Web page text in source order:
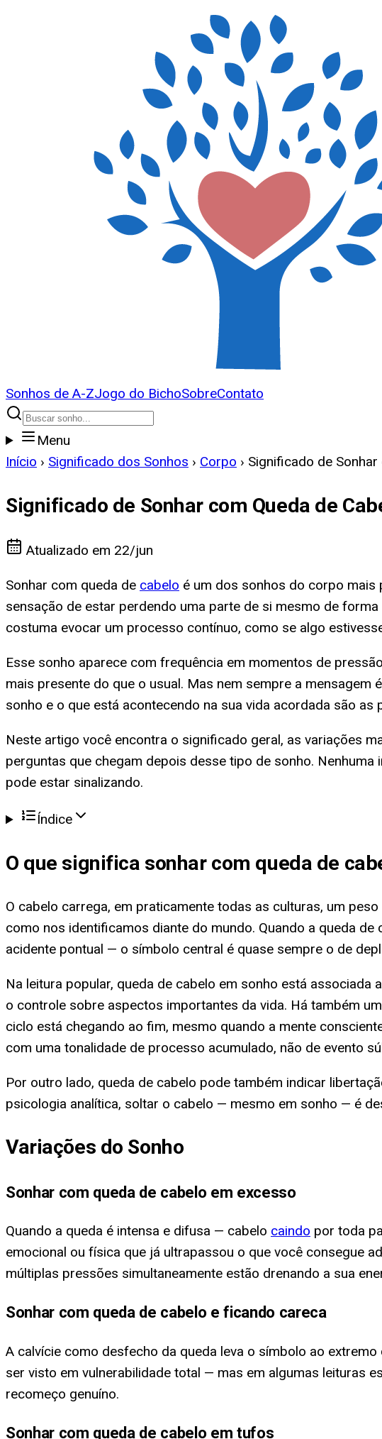
Sonhos de A-ZJogo do BichoSobreContato
Menu
Início › Significado dos Sonhos › Corpo › Significado de
Significado de Sonhar com Queda de
Atualizado em 22/jun
Sonhar com queda de cabelo é um dos sonhos do corpo mais
sensação de estar perdendo uma parte de si mesmo de
costuma evocar um processo contínuo, como se algo
Esse sonho aparece com frequência em momentos de
mais presente do que o usual. Mas nem sempre a
sonho e o que está acontecendo na sua vida acordada são as
Neste artigo você encontra o significado geral, as variações
perguntas que chegam depois desse tipo de sonho.
pode estar sinalizando.
Índice
O que significa sonhar com queda de
O cabelo carrega, em praticamente todas as culturas, um
como nos identificamos diante do mundo. Quando a queda
acidente pontual — o símbolo central é quase sempre o de
Na leitura popular, queda de cabelo em sonho está
o controle sobre aspectos importantes da vida. Há também
ciclo está chegando ao fim, mesmo quando a mente
com uma tonalidade de processo acumulado, não de evento
Por outro lado, queda de cabelo pode também indicar
psicologia analítica, soltar o cabelo — mesmo em sonho — é
Variações do Sonho
Sonhar com queda de cabelo em excesso
Quando a queda é intensa e difusa — cabelo caindo por toda
emocional ou física que já ultrapassou o que você consegue
múltiplas pressões simultaneamente estão drenando a sua
Sonhar com queda de cabelo e ficando careca
A calvície como desfecho da queda leva o símbolo ao
ser visto em vulnerabilidade total — mas em algumas leituras
recomeço genuíno.
Sonhar com queda de cabelo em tufos